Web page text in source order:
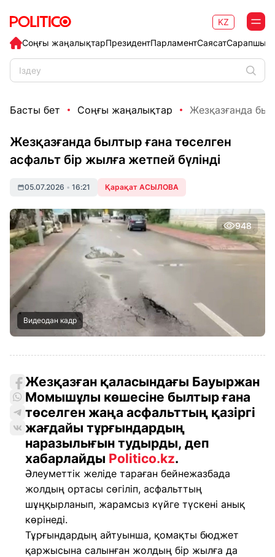
Соңғы жаңалықтарПрезидентПарламентСаясат
KZ
Басты бет Соңғы жаңалықтар Жезқазғанда
Жезқазғанда былтыр ғана төселген
асфальт бір жылға жетпей бүлінді
05.07.2026 • 16:21 Қарақат АСЫЛОВА
948
Видеодан кадр
Жезқазған қаласындағы Бауыржан
Момышұлы көшесіне былтыр ғана
төселген жаңа асфальттың қазіргі
жағдайы тұрғындардың
наразылығын тудырды, деп
хабарлайды Politico.kz.
Әлеуметтік желіде тараған бейнежазбада
жолдың ортасы сөгіліп, асфальттың
шұңқырланып, жарамсыз күйге түскені анық
көрінеді.
Тұрғындардың айтуынша, қомақты бюджет
қаржысына салынған жолдың бір жылға да